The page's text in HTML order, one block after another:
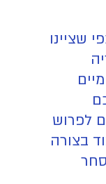
שציינו
לפרוש
בצורה